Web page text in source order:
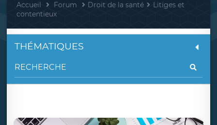
Accueil Forum Droit de la santé
Litiges et
contentieux
THÉMATIQUES